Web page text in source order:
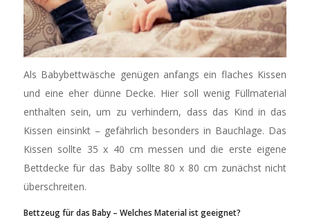
Als Babybettwäsche genügen anfangs ein flaches Kissen
und eine eher dünne Decke. Hier soll wenig Füllmaterial
enthalten sein, um zu verhindern, dass das Kind in das
Kissen einsinkt – gefährlich besonders in Bauchlage. Das
Kissen sollte 35 x 40 cm messen und die erste eigene
Bettdecke für das Baby sollte 80 x 80 cm zunächst nicht
überschreiten.
Bettzeug für das Baby – Welches Material ist geeignet?